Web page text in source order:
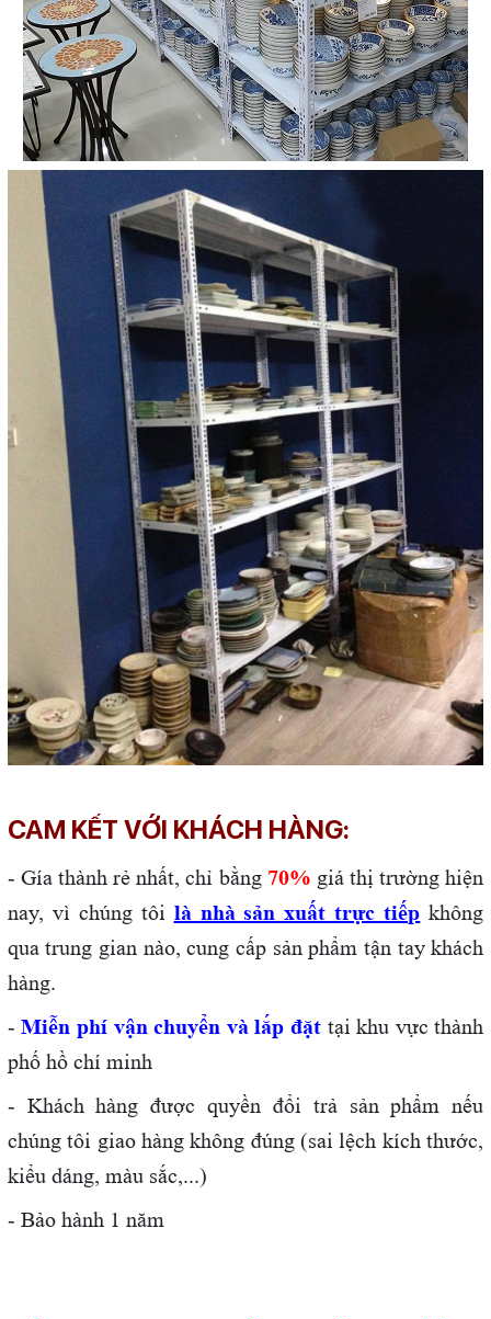
CAM KẾT VỚI KHÁCH HÀNG:
- Gía thành rẻ nhất, chỉ bằng 70% giá thị trường hiện
nay, vì chúng tôi là nhà sản xuất trực tiếp không
qua trung gian nào, cung cấp sản phẩm tận tay khách
hàng.
-Miễn phí vận chuyển và lắp đặttại khu vực thành
phố hồ chí minh
- Khách hàng được quyền đổi trả sản phẩm nếu
chúng tôi giao hàng không đúng (sai lệch kích thước,
kiểu dáng, màu sắc,...)
- Bảo hành 1 năm